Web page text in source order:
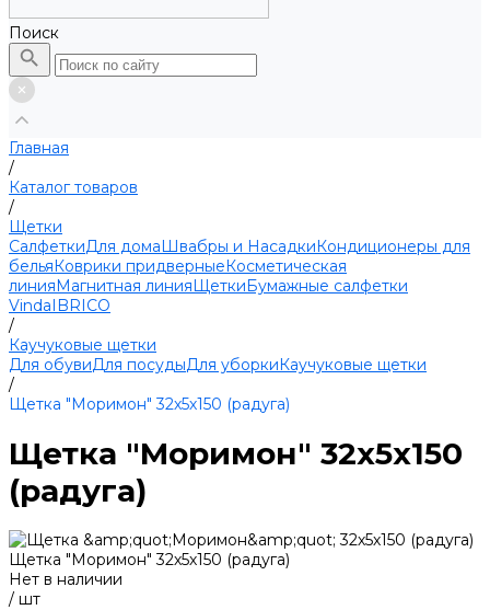
Поиск
Главная
/
Каталог товаров
/
Щетки
СалфеткиДля домаШвабры и НасадкиКондиционеры для
бельяКоврики придверныеКосметическая
линияМагнитная линияЩеткиБумажные салфетки
VindaIBRICO
/
Каучуковые щетки
Для обувиДля посудыДля уборкиКаучуковые щетки
/
Щетка "Моримон" 32х5х150 (радуга)
Щетка "Моримон" 32х5х150
(радуга)
Щетка "Моримон" 32х5х150 (радуга)
Нет в наличии
/ шт